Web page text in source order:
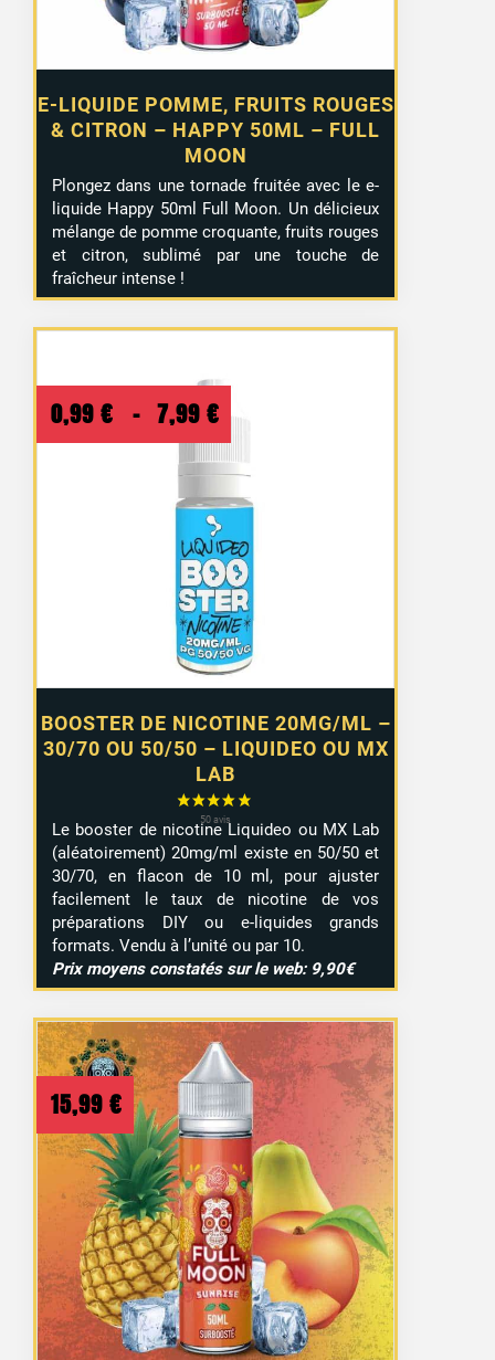
E-LIQUIDE POMME, FRUITS ROUGES
& CITRON – HAPPY 50ML – FULL
MOON
Plongez dans une tornade fruitée avec le e-
liquide Happy 50ml Full Moon. Un délicieux
mélange de pomme croquante, fruits rouges
et citron, sublimé par une touche de
fraîcheur intense !
BOOSTER DE NICOTINE 20MG/ML –
30/70 OU 50/50 – LIQUIDEO OU MX
LAB
0,99 € – 7,99 € Plage
de
prix :
0,99 €
à
7,99 €
Le booster de nicotine Liquideo ou MX Lab
(aléatoirement) 20mg/ml existe en 50/50 et
30/70, en flacon de 10 ml, pour ajuster
facilement le taux de nicotine de vos
préparations DIY ou e-liquides grands
formats. Vendu à l’unité ou par 10.
Prix moyens constatés sur le web: 9,90€
15,99 €